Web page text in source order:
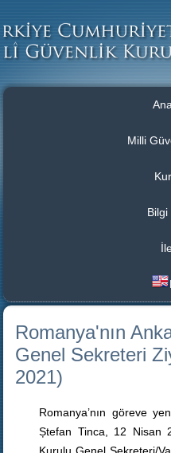
Milli
Romanya'nın
Genel Sekreteri
2021)
Romanya’nın göreve
Ștefan Tinca, 12 Nisan